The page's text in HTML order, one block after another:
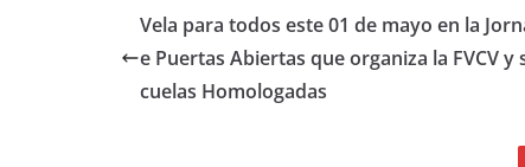
Vela para todos este 01 de mayo en la
e Puertas Abiertas que organiza la FVCV y
cuelas Homologadas